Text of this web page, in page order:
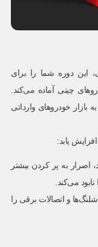
این دوره شما را برای
چینی آماده می‌کند.
بازار خودروهای وارداتی
اصرار به پر کردن بیشتر
می‌کند.
و اتصالات برقی را